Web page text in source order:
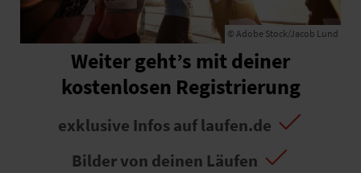
© Adobe Stock/Jacob Lund
Weiter geht’s mit deiner
kostenlosen Registrierung
exklusive Infos auf laufen.de
Bilder von deinen Läufen